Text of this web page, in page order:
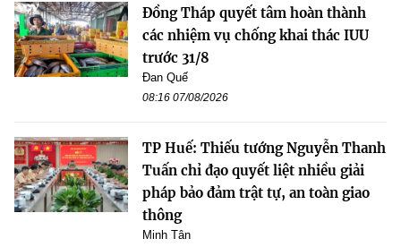
Đồng Tháp quyết tâm hoàn thành
các nhiệm vụ chống khai thác IUU
trước 31/8
Đan Quế
08:16 07/08/2026
TP Huế: Thiếu tướng Nguyễn Thanh
Tuấn chỉ đạo quyết liệt nhiều giải
pháp bảo đảm trật tự, an toàn giao
thông
Minh Tân